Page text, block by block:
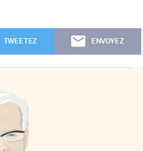
TWEETEZ ENVOYEZ